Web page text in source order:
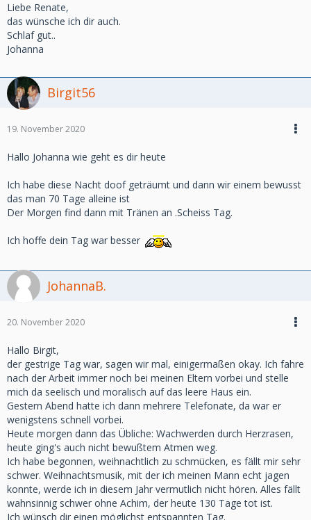
Liebe Renate,
das wünsche ich dir auch.
Schlaf gut..
Johanna
Birgit56
19. November 2020
Hallo Johanna wie geht es dir heute
Ich habe diese Nacht doof geträumt und dann wir einem bewusst
das man 70 Tage alleine ist
Der Morgen find dann mit Tränen an .Scheiss Tag.
Ich hoffe dein Tag war besser
JohannaB.
20. November 2020
Hallo Birgit,
der gestrige Tag war, sagen wir mal, einigermaßen okay. Ich fahre
nach der Arbeit immer noch bei meinen Eltern vorbei und stelle
mich da seelisch und moralisch auf das leere Haus ein.
Gestern Abend hatte ich dann mehrere Telefonate, da war er
wenigstens schnell vorbei.
Heute morgen dann das Übliche: Wachwerden durch Herzrasen,
heute ging's auch nicht bewußtem Atmen weg.
Ich habe begonnen, weihnachtlich zu schmücken, es fällt mir sehr
schwer. Weihnachtsmusik, mit der ich meinen Mann echt jagen
konnte, werde ich in diesem Jahr vermutlich nicht hören. Alles fällt
wahnsinnig schwer ohne Achim, der heute 130 Tage tot ist.
Ich wünsch dir einen möglichst entspannten Tag.